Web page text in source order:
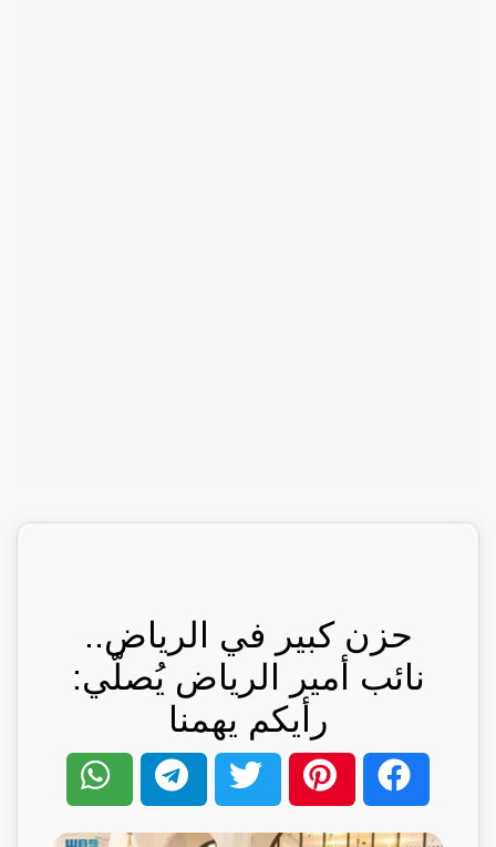
حزن كبير في الرياض..
نائب أمير الرياض يُصلّي:
رأيكم يهمنا